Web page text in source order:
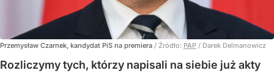
Przemysław Czarnek, kandydat PiS na premiera / Źródło: PAP / Darek Delmanowicz
Rozliczymy tych, którzy napisali na siebie już akty